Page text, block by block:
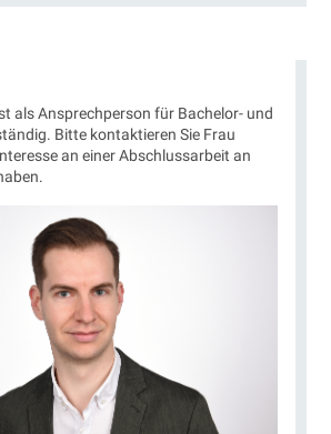
als Ansprechperson für Bachelor- und
Bitte kontaktieren Sie Frau
an einer Abschlussarbeit an